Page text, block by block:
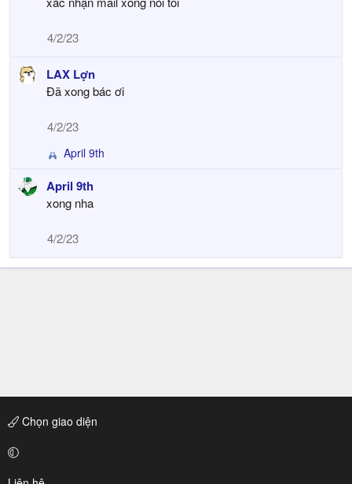
4/2/23
LAX Lợn
Đã xong bác ơi
4/2/23
R
a
c
n
April 9th
April 9th
xong nha
4/2/23
Chọn giao diện